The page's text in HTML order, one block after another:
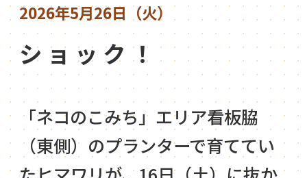
2026年5月26日（火）
ショック！
「ネコのこみち」エリア看板脇
（東側）のプランターで育ててい